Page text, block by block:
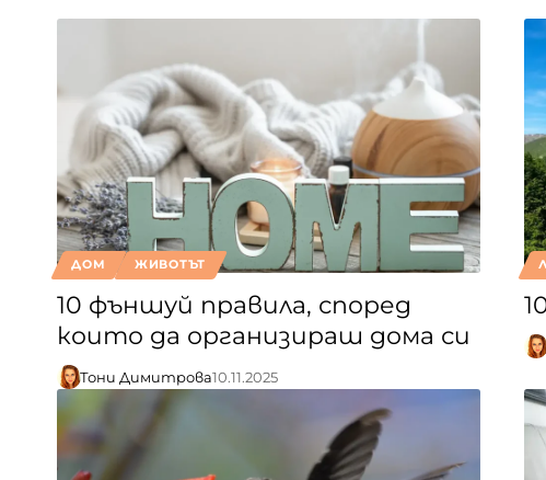
ДОМ ЖИВОТЪТ
10 фъншуй правила, според
които да организираш дома си
Тони Димитрова10.11.2025